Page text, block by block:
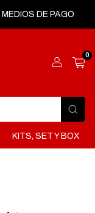
DE PAGO
0
KITS, SET Y BOX